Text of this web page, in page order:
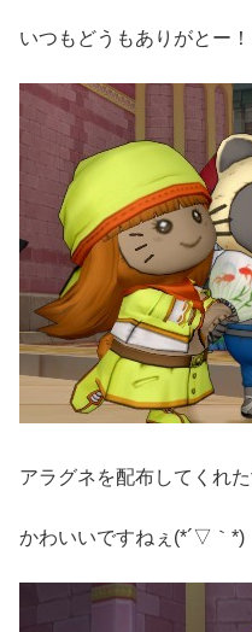
いつもどうもありがとー！
アラグネを配布してくれ
かわいいですねぇ(*´▽｀*)